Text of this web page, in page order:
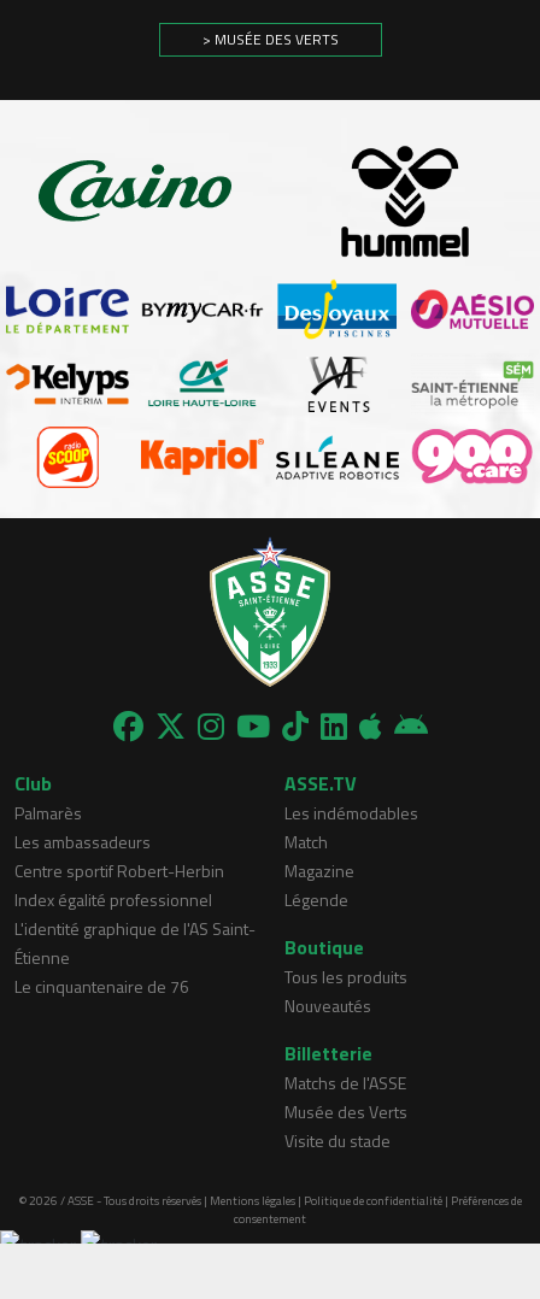
> MUSÉE DES VERTS
Club
Palmarès
Les ambassadeurs
Centre sportif Robert-Herbin
Index égalité professionnel
L'identité graphique de l'AS Saint-
Étienne
Le cinquantenaire de 76
ASSE.TV
Les indémodables
Match
Magazine
Légende
Boutique
Tous les produits
Nouveautés
Billetterie
Matchs de l'ASSE
Musée des Verts
Visite du stade
© 2026 / ASSE - Tous droits réservés | Mentions légales| Politique de confidentialité| Préférences de
consentement